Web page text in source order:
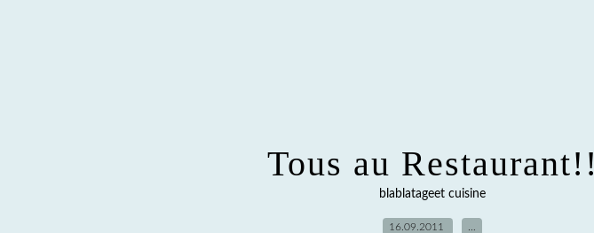
Tous au Restaurant!!
blablatageet cuisine
16.09.2011